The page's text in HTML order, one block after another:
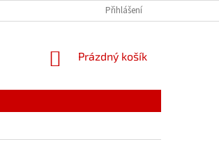
REKLAMACE
Přihlášení
NÁKUPNÍ
Prázdný košík